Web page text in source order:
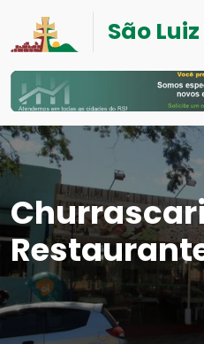
São